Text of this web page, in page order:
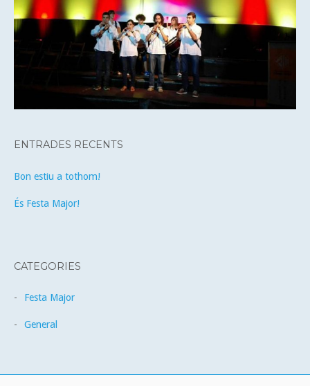
ENTRADES RECENTS
Bon estiu a tothom!
És Festa Major!
CATEGORIES
Festa Major
General